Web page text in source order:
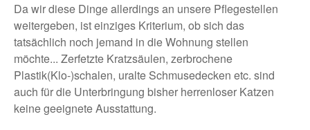
Da wir diese Dinge allerdings an unsere Pflegestellen
weitergeben, ist einziges Kriterium, ob sich das
tatsächlich noch jemand in die Wohnung stellen
möchte... Zerfetzte Kratzsäulen, zerbrochene
Plastik(Klo-)schalen, uralte Schmusedecken etc. sind
auch für die Unterbringung bisher herrenloser Katzen
keine geeignete Ausstattung.